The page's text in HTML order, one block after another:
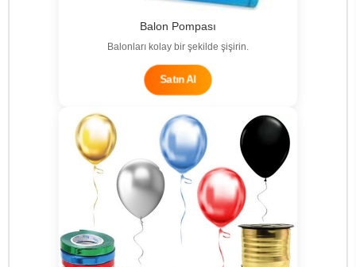
Balon Pompası
Balonları kolay bir şekilde şişirin.
Satın Al